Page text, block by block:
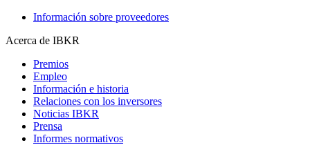
Información sobre proveedores
Acerca de IBKR
Premios
Empleo
Información e historia
Relaciones con los inversores
Noticias IBKR
Prensa
Informes normativos